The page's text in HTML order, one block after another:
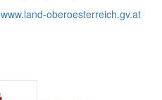
www.land-oberoesterreich.gv.at